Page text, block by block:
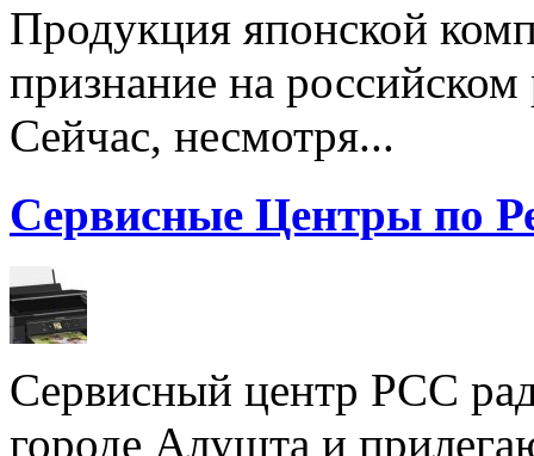
Продукция японской
признание на
Сейчас, несмотря...
Сервисные Центры по
Сервисный центр РСС
городе Алушта и